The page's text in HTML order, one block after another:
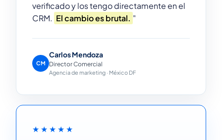
verificado y los tengo directamente en el
CRM. El cambio es brutal. "
CM
Carlos Mendoza
Director Comercial
Agencia de marketing · México DF
★★★★★